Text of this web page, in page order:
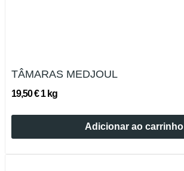
TÂMARAS MEDJOUL
19,50 € 1 kg
Adicionar ao carrinho